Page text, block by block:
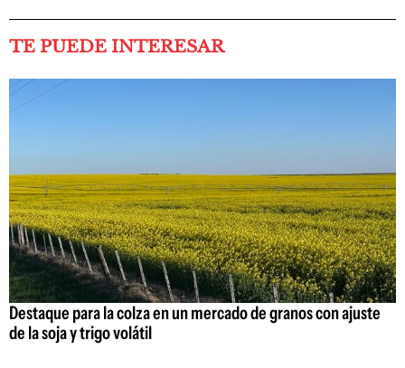
TE PUEDE INTERESAR
Destaque para la colza en un mercado de granos con ajuste
de la soja y trigo volátil